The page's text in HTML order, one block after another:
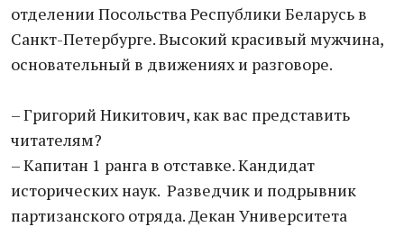
отделении Посольства Республики Беларусь в
Санкт-Петербурге. Высокий красивый мужчина,
основательный в движениях и разговоре.
– Григорий Никитович, как вас представить
читателям?
– Капитан 1 ранга в отставке. Кандидат
исторических наук. Разведчик и подрывник
партизанского отряда. Декан Университета